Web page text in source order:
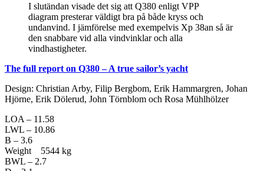
I slutändan visade det sig att Q380 enligt VPP
diagram presterar väldigt bra på både kryss och
undanvind. I jämförelse med exempelvis Xp 38an så är
den snabbare vid alla vindvinklar och alla
vindhastigheter.
The full report on Q380 – A true sailor’s yacht
Design: Christian Arby, Filip Bergbom, Erik Hammargren, Johan
Hjörne, Erik Dölerud, John Törnblom och Rosa Mühlhölzer
LOA – 11.58
LWL – 10.86
B – 3.6
Weight 5544 kg
BWL – 2.7